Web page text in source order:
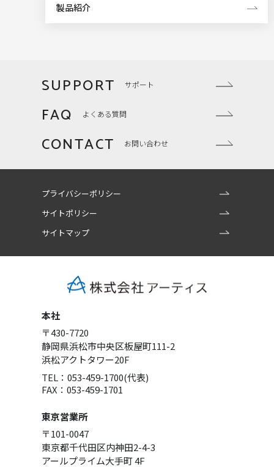
製品紹介
SUPPORT サポート
FAQ よくある質問
CONTACT お問い合わせ
プライバシーポリシー
サイトポリシー
サイトマップ
本社
〒430-7720
静岡県浜松市中央区板屋町111-2
浜松アクトタワー20F
TEL：053-459-1700(代表)
FAX：053-459-1701
東京営業所
〒101-0047
東京都千代田区内神田2-4-3
アールプライム大手町 4F